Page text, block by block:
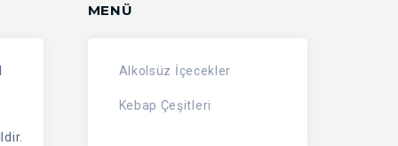
MENÜ
Alkolsüz İçecekler
Kebap Çeşitleri